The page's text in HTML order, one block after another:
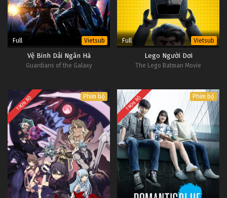
Full Vietsub
Vệ Binh Dải Ngân Hà
Guardians of the Galaxy
Full Vietsub
Lego Người Dơi
The Lego Batman Movie
TRỌN BỘ Phim bộ TRỌN BỘ Phim bộ